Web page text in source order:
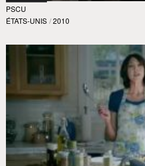
PSCU
ÉTATS-UNIS / 2010